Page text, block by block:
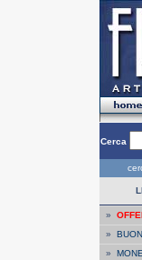
Cerca
»
»
»